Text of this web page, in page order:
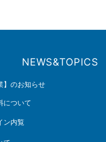
NEWS&TOPICS
】のお知らせ
について
ン内覧